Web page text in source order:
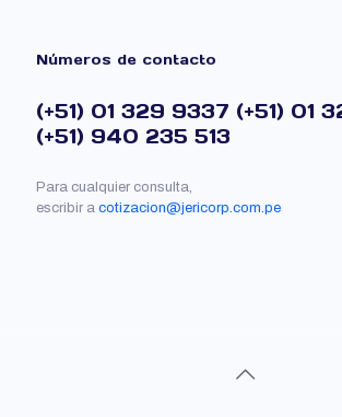
Números de contacto
(+51) 01 329 9337 (+51) 01
(+51) 940 235 513
Para cualquier consulta,
escribir a cotizacion@jericorp.com.pe